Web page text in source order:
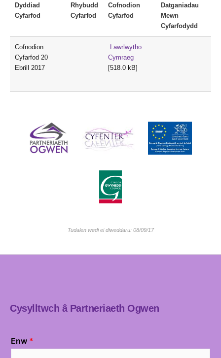
Dyddiad
Cyfarfod
Rhybudd
Cyfarfod
Cofnodion
Cyfarfod
Datganiadau
Mewn
Cyfarfodydd
Cofnodion
Cyfarfod 20
Ebrill 2017
Lawrlwytho
Cymraeg
[518.0 kB]
Tudalen wedi ei diweddaru: 08/09/17
Cysylltwch â Partneriaeth Ogwen